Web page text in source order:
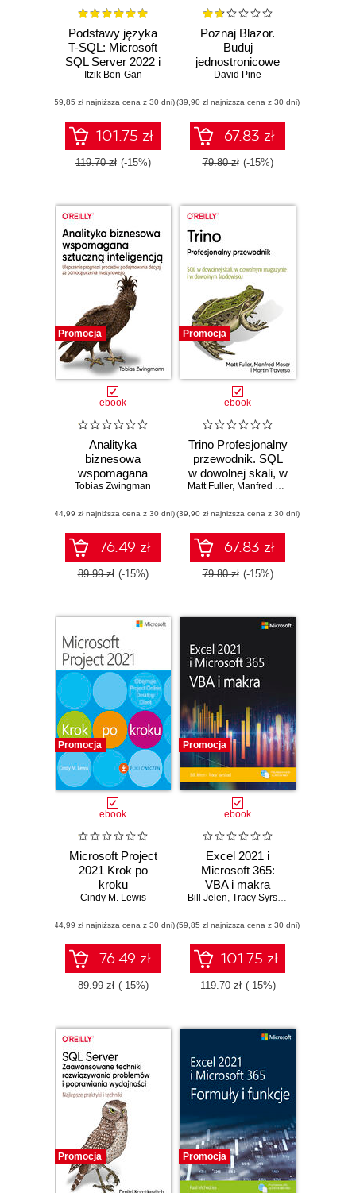
Podstawy języka
T-SQL: Microsoft
SQL Server 2022 i
Azure SQL
Itzik Ben-Gan
(59,85 zł najniższa cena z 30 dni)
101.75 zł
119.70 zł (-15%)
Poznaj Blazor.
Buduj
jednostronicowe
aplikacje przy
WebAssembly i C#
David Pine
(39,90 zł najniższa cena z 30 dni)
67.83 zł
79.80 zł (-15%)
Promocja
ebook
Analityka
biznesowa
wspomagana
sztuczną
Ulepszanie
prognoz i
podejmowania
decyzji za pomocą
uczenia
Tobias Zwingman
(44,99 zł najniższa cena z 30 dni)
76.49 zł
89.99 zł (-15%)
Promocja
ebook
Trino Profesjonalny
przewodnik. SQL
w dowolnej skali, w
dowolnym
dowolnym
środowisku
Matt Fuller, Manfred Moser
(39,90 zł najniższa cena z 30 dni)
67.83 zł
79.80 zł (-15%)
Promocja
ebook
Microsoft Project
2021 Krok po
kroku
Cindy M. Lewis
(44,99 zł najniższa cena z 30 dni)
76.49 zł
89.99 zł (-15%)
Promocja
ebook
Excel 2021 i
Microsoft 365:
VBA i makra
Bill Jelen, Tracy Syrstad
(59,85 zł najniższa cena z 30 dni)
101.75 zł
119.70 zł (-15%)
Promocja Promocja